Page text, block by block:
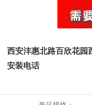
西安沣惠北路百欣花园
安装电话